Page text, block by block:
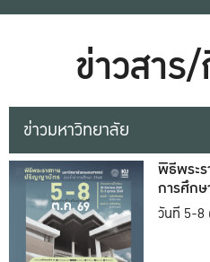
ข่าวสา
ข่าวมหาวิทยาลัย
พิธีพระ
การศึกษ
วันที่ 5-8